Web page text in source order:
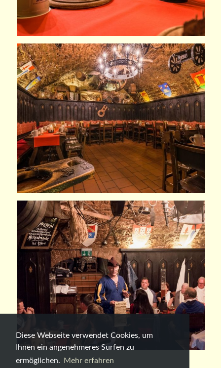
Diese Webseite verwendet Cookies, um
Ihnen ein angenehmeres Surfen zu
ermöglichen.
Mehr erfahren